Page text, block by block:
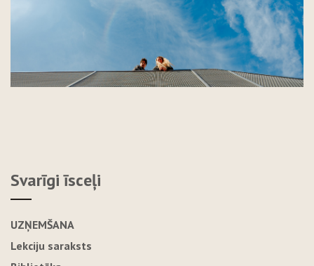
Svarīgi īsceļi
UZŅEMŠANA
Lekciju saraksts